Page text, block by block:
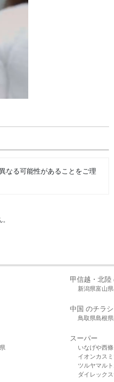
なる可能性があることをご理
甲信越・北陸
新潟県富山県
中国 のチラシ
鳥取県島根県
スーパー
いなげや西條
イオンカスミ
ツルヤマルト
ダイレックス